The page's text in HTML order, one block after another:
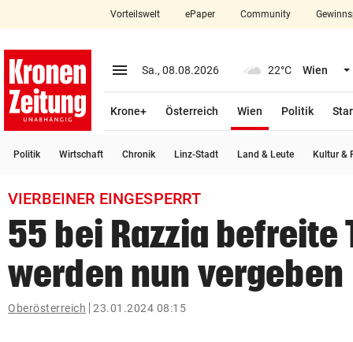
closeSchließen
account_circle Anmelden
arrow_right
bookmark
search
Suchbegriff
eingeben
Vorteilswelt ePaper Community
menu Menü aufklappen
Sa., 08.08.2026 22°C Wien
Krone+ Österreich Wien
Politik
Politik Wirtschaft Chronik Linz-Stadt Land & Leute Kultur &
VIERBEINER EINGESPERRT
55 bei Razzia befreite
werden nun vergeben
Oberösterreich 23.01.2024 08:15